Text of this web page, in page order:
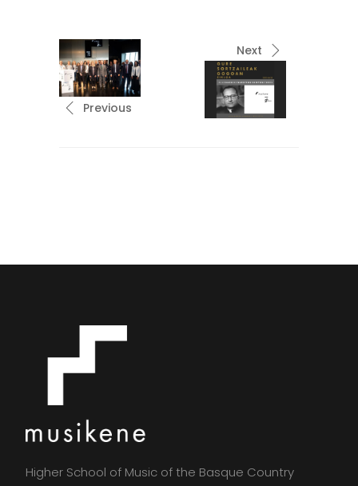
Previous
Next
Higher School of Music of the Basque Country